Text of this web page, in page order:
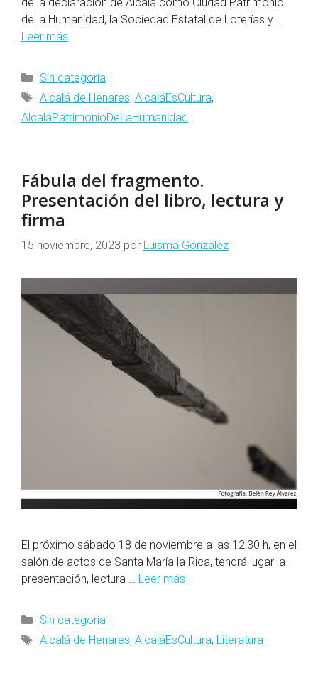
de la Humanidad, la Sociedad Estatal de Loterías y …
Leer más
Categorías
Sin categoría
Etiquetas
Alcalá de Henares, AlcaláEsCultura,
AlcaláPatrimonioDeLaHumanidad
Fábula del fragmento.
Presentación del libro, lectura y
firma
15 noviembre, 2023 por Luisma González
El próximo sábado 18 de noviembre a las 12:30 h, en el
salón de actos de Santa María la Rica, tendrá lugar la
presentación, lectura … Leer más
Categorías
Sin categoría
Etiquetas
Alcalá de Henares, AlcaláEsCultura, Literatura